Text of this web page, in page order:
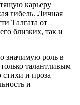
карьеру
гибель. Личная
Талгата от
близких, так и
значимую роль в
талантливым
и проза
и